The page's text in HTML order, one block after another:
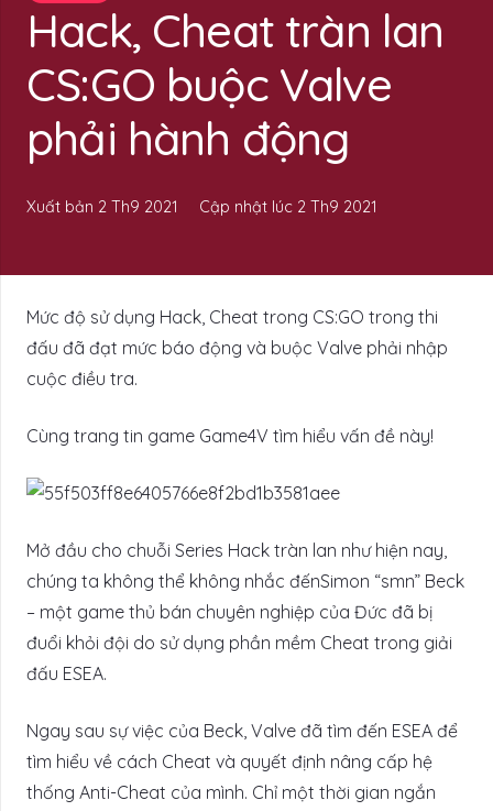
Hack, Cheat tràn lan
CS:GO buộc Valve
phải hành động
Xuất bản 2 Th9 2021 Cập nhật lúc 2 Th9 2021
Mức độ sử dụng Hack, Cheat trong CS:GO trong thi
đấu đã đạt mức báo động và buộc Valve phải nhập
cuộc điều tra.
Cùng trang tin game Game4V tìm hiểu vấn đề này!
Mở đầu cho chuỗi Series Hack tràn lan như hiện nay,
chúng ta không thể không nhắc đếnSimon “smn” Beck
– một game thủ bán chuyên nghiệp của Đức đã bị
đuổi khỏi đội do sử dụng phần mềm Cheat trong giải
đấu ESEA.
Ngay sau sự việc của Beck, Valve đã tìm đến ESEA để
tìm hiểu về cách Cheat và quyết định nâng cấp hệ
thống Anti-Cheat của mình. Chỉ một thời gian ngắn